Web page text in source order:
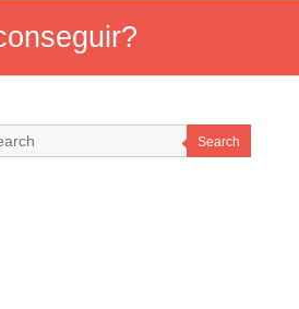
Search